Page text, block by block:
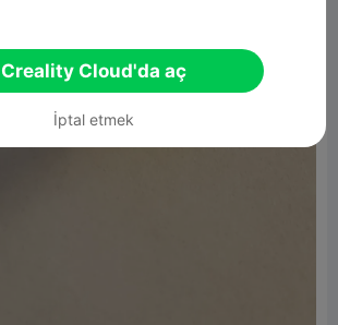
Creality Cloud'da aç
İptal etmek